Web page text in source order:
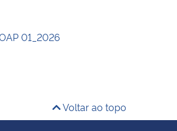
01_2026
Voltar ao topo